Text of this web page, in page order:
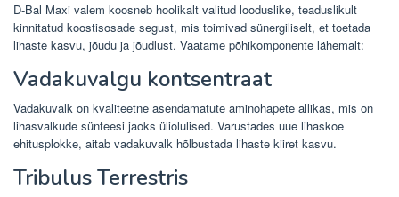
D-Bal Maxi valem koosneb hoolikalt valitud looduslike, teaduslikult
kinnitatud koostisosade segust, mis toimivad sünergiliselt, et toetada
lihaste kasvu, jõudu ja jõudlust. Vaatame põhikomponente lähemalt:
Vadakuvalgu kontsentraat
Vadakuvalk on kvaliteetne asendamatute aminohapete allikas, mis on
lihasvalkude sünteesi jaoks üliolulised. Varustades uue lihaskoe
ehitusplokke, aitab vadakuvalk hõlbustada lihaste kiiret kasvu.
Tribulus Terrestris